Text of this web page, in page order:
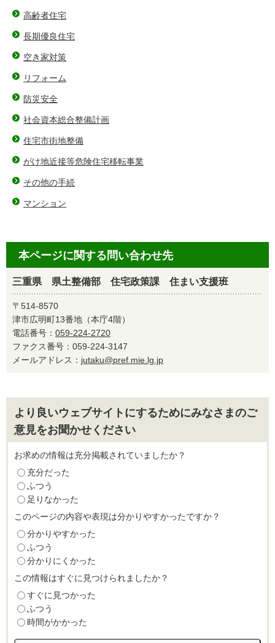
高齢者住宅
長期優良住宅
空き家対策
リフォーム
防災安全
社会資本総合整備計画
住宅市街地整備
がけ地近接等危険住宅移転事業
その他の手続
マンション
本ページに関する問い合わせ先
三重県 県土整備部 住宅政策課 住まい支援班
〒514-8570
津市広明町13番地（本庁4階）
電話番号： 059-224-2720
ファクス番号：059-224-3147
メールアドレス： jutaku@pref.mie.lg.jp
より良いウェブサイトにするためにみなさまのご
意見をお聞かせください
お求めの情報は充分掲載されていましたか？
充分だった
ふつう
足りなかった
このページの内容や表現は分かりやすかったですか？
分かりやすかった
ふつう
分かりにくかった
この情報はすぐに見つけられましたか？
すぐに見つかった
ふつう
時間がかかった